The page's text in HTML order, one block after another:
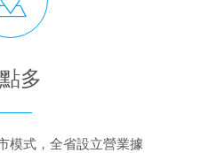
多
模式，全省設立營業據